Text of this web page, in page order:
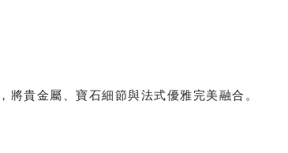
貴金屬、寶石細節與法式優雅完美融合。